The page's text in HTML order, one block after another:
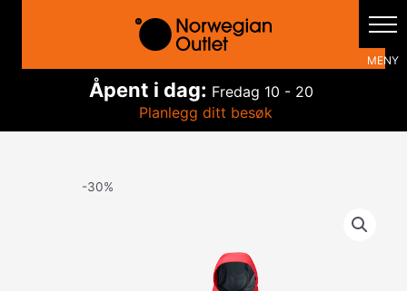
innholdet
Åpent i dag: Fredag 10 - 20
Planlegg ditt besøk
-30%